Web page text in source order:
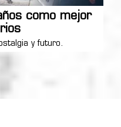
como mejor
y futuro.